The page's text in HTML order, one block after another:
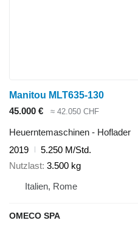
Manitou MLT635-130
45.000 €
≈ 42.050 CHF
Heuerntemaschinen - Hoflader
2019
5.250 M/Std.
Nutzlast 3.500 kg
Italien, Rome
OMECO SPA